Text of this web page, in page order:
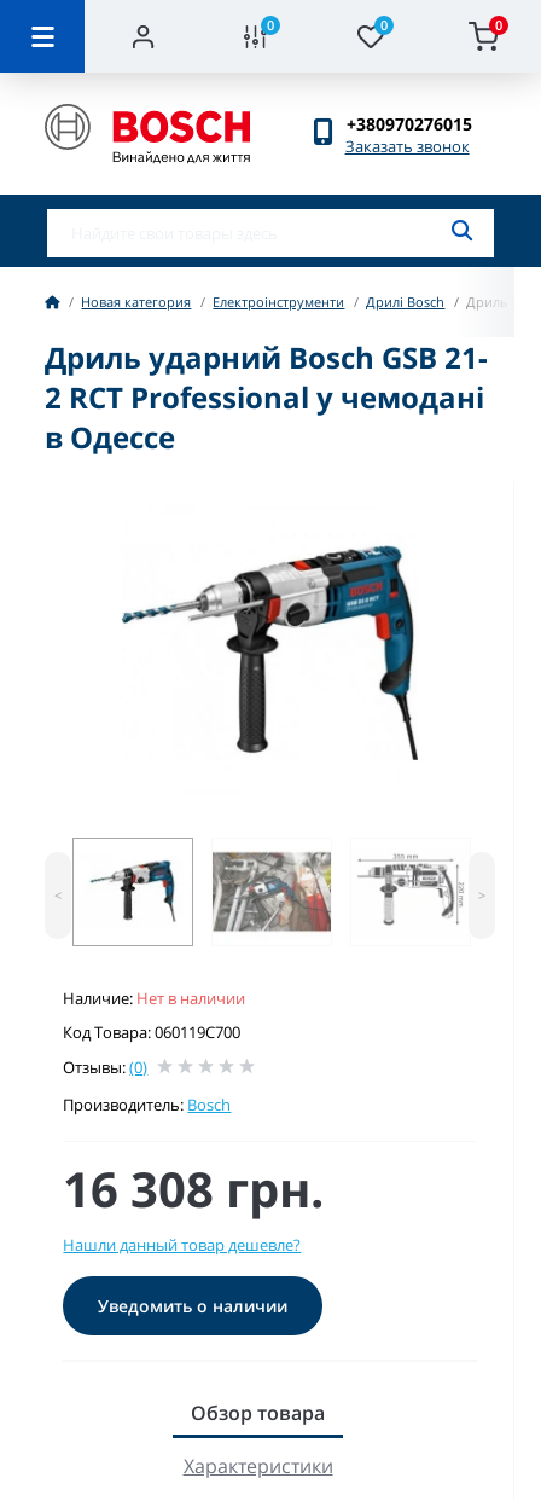
0 0 0
+380970276015
Заказать звонок
Новая категория Електроінструменти Дрилі Bosch Дриль
Дриль ударний Bosch GSB 21-
2 RCT Professional у чемодані
в Одессе
Наличие: Нет в наличии
Код Товара: 060119C700
Отзывы:(0)
Производитель: Bosch
< >
16 308 грн.
Нашли данный товар дешевле?
Уведомить о наличии
Обзор товара
Характеристики